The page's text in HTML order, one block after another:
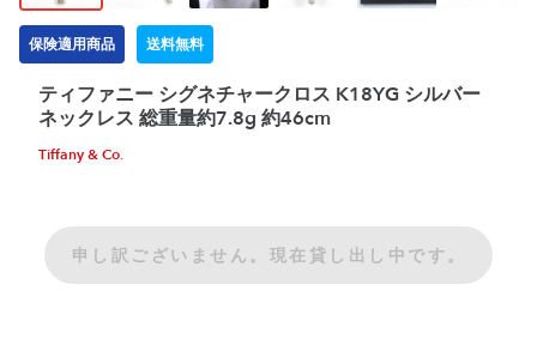
保険適用商品 送料無料
ティファニー シグネチャークロス K18YG シルバー
ネックレス 総重量約7.8g 約46cm
Tiffany & Co.
申し訳ございません。現在貸し出し中です。